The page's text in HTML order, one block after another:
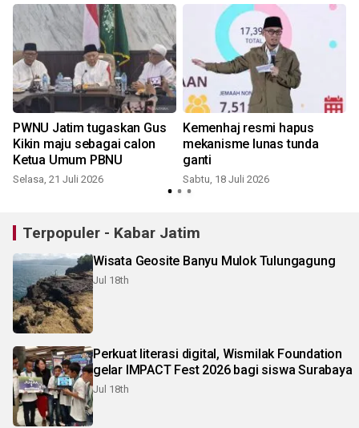
PWNU Jatim tugaskan Gus
Kikin maju sebagai calon
Ketua Umum PBNU
Selasa, 21 Juli 2026
Kemenhaj resmi hapus
mekanisme lunas tunda
ganti
Sabtu, 18 Juli 2026
Terpopuler - Kabar Jatim
Wisata Geosite Banyu Mulok Tulungagung
Jul 18th
Perkuat literasi digital, Wismilak Foundation
gelar IMPACT Fest 2026 bagi siswa Surabaya
Jul 18th